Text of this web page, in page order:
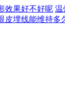
效果好不好呢 温
皮埋线能维持多